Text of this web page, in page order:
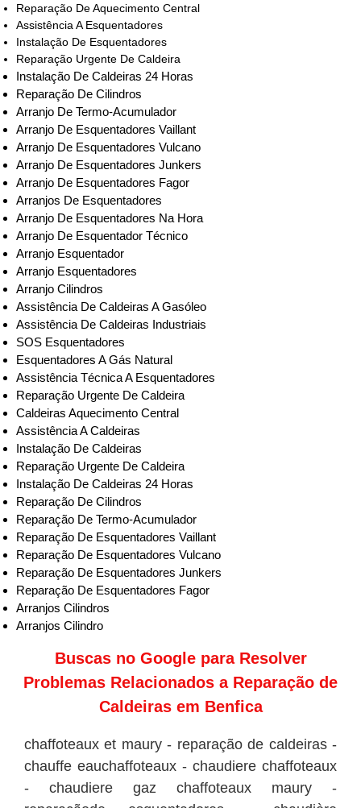
Reparação De Aquecimento Central
Assistência A Esquentadores
Instalação De Esquentadores
Reparação Urgente De Caldeira
Instalação De Caldeiras 24 Horas
Reparação De Cilindros
Arranjo De Termo-Acumulador
Arranjo De Esquentadores Vaillant
Arranjo De Esquentadores Vulcano
Arranjo De Esquentadores Junkers
Arranjo De Esquentadores Fagor
Arranjos De Esquentadores
Arranjo De Esquentadores Na Hora
Arranjo De Esquentador Técnico
Arranjo Esquentador
Arranjo Esquentadores
Arranjo Cilindros
Assistência De Caldeiras A Gasóleo
Assistência De Caldeiras Industriais
SOS Esquentadores
Esquentadores A Gás Natural
Assistência Técnica A Esquentadores
Reparação Urgente De Caldeira
Caldeiras Aquecimento Central
Assistência A Caldeiras
Instalação De Caldeiras
Reparação Urgente De Caldeira
Instalação De Caldeiras 24 Horas
Reparação De Cilindros
Reparação De Termo-Acumulador
Reparação De Esquentadores Vaillant
Reparação De Esquentadores Vulcano
Reparação De Esquentadores Junkers
Reparação De Esquentadores Fagor
Arranjos Cilindros
Arranjos Cilindro
Buscas no Google para Resolver
Problemas Relacionados a Reparação de
Caldeiras em Benfica
chaffoteaux et maury - reparação de caldeiras -
chauffe eauchaffoteaux - chaudiere chaffoteaux
- chaudiere gaz chaffoteaux maury -